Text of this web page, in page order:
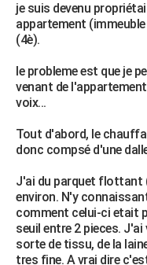
Forum
Aménagement intérieur
Extérieur
Cuisine
Salle de bains
Jardinage
Rangement
WEEK-END
Guides de France
Escapades
Patrimoine
Expositions
Musées
Week-end nature
+LIFESTYLE
Art de vivre
Bien-être
Loisirs
Mode
Modes de vie
SANTE
Alimentation
Guide de la santé
Maladies
Médicaments
Sommeil
Destinations
City break
Voyage nature
Voyage de noces
Forum
Climat
PHOTO
GUIDES D'ACHAT
BONS PLANS
CARTE DE VOEUX
je suis devenu
appartement
(4è).
le probleme est que je
venant de
voix...
Tout d'abord, le
donc compsé d'une
J'ai du parquet flottant
environ. N'y
comment celui-ci etait
seuil entre 2 pieces.
sorte de tissu, de la
tres fine. A vrai dire